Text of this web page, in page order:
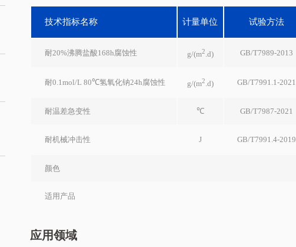
技术指标名称 计量单位 试验方法
耐20%沸腾盐酸168h腐蚀性 g/(m2.d) GB/T7989-2013
耐0.1mol/L 80℃氢氧化钠24h腐蚀性 g/(m2.d) GB/T7991.1-2021
耐温差急变性 ℃ GB/T7987-2021
耐机械冲击性 J GB/T7991.4-2019
颜色
适用产品
应用领域